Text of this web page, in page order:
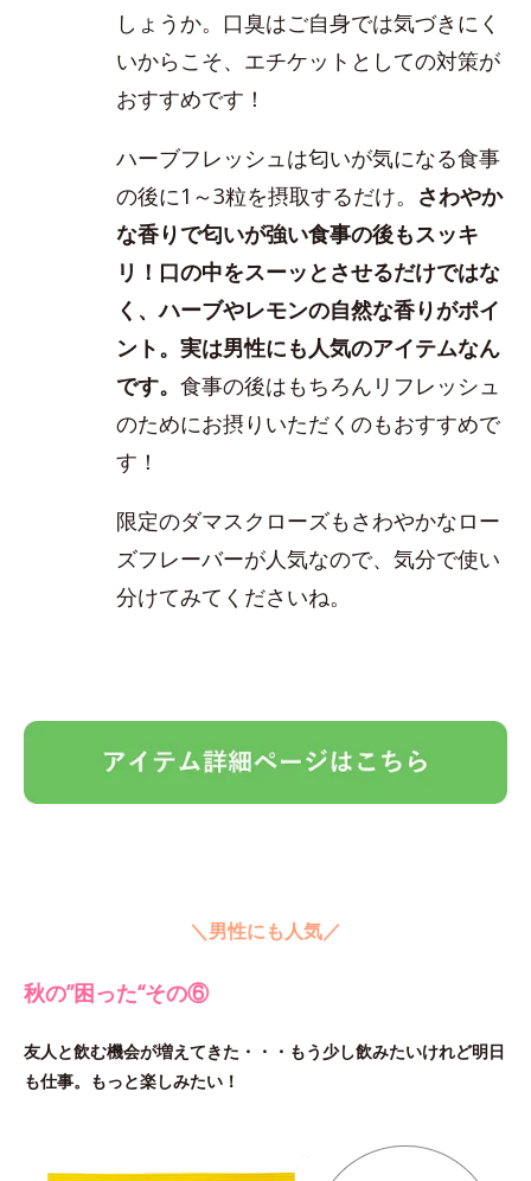
しょうか。口臭はご自身では気づきにく
いからこそ、エチケットとしての対策が
おすすめです！
ハーブフレッシュは匂いが気になる食事
の後に1～3粒を摂取するだけ。 さわやか
な香りで匂いが強い食事の後もスッキ
リ！口の中をスーッとさせるだけではな
く、ハーブやレモンの自然な香りがポイ
ント。実は男性にも人気のアイテムなん
です。食事の後はもちろんリフレッシュ
のためにお摂りいただくのもおすすめで
す！
限定のダマスクローズもさわやかなロー
ズフレーバーが人気なので、気分で使い
分けてみてくださいね。
＼男性にも人気／
秋の”困った“その⑥
友人と飲む機会が増えてきた・・・もう少し飲みたいけれど明日
も仕事。もっと楽しみたい！